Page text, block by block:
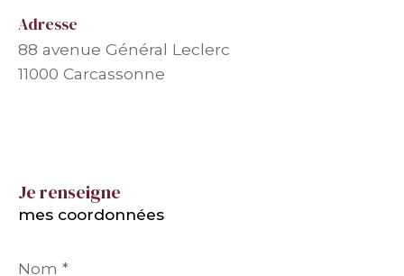
Adresse
88 avenue Général Leclerc
11000 Carcassonne
Je renseigne
mes coordonnées
*